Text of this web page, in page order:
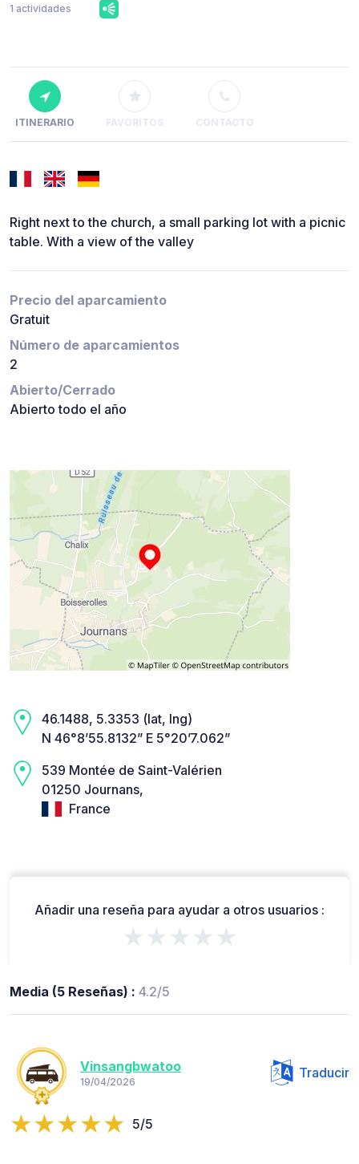
1 actividades
ITINERARIO FAVORITOS CONTACTO
Right next to the church, a small parking lot with a picnic
table. With a view of the valley
Precio del aparcamiento
Gratuit
Número de aparcamientos
2
Abierto/Cerrado
Abierto todo el año
46.1488, 5.3353 (lat, lng)
N 46°8’55.8132” E 5°20’7.062”
539 Montée de Saint-Valérien
01250 Journans,
France
Añadir una reseña para ayudar a otros usuarios :
★★★★★
Media (5 Reseñas) : 4.2/5
Vinsangbwatoo
19/04/2026
Traducir
5/5